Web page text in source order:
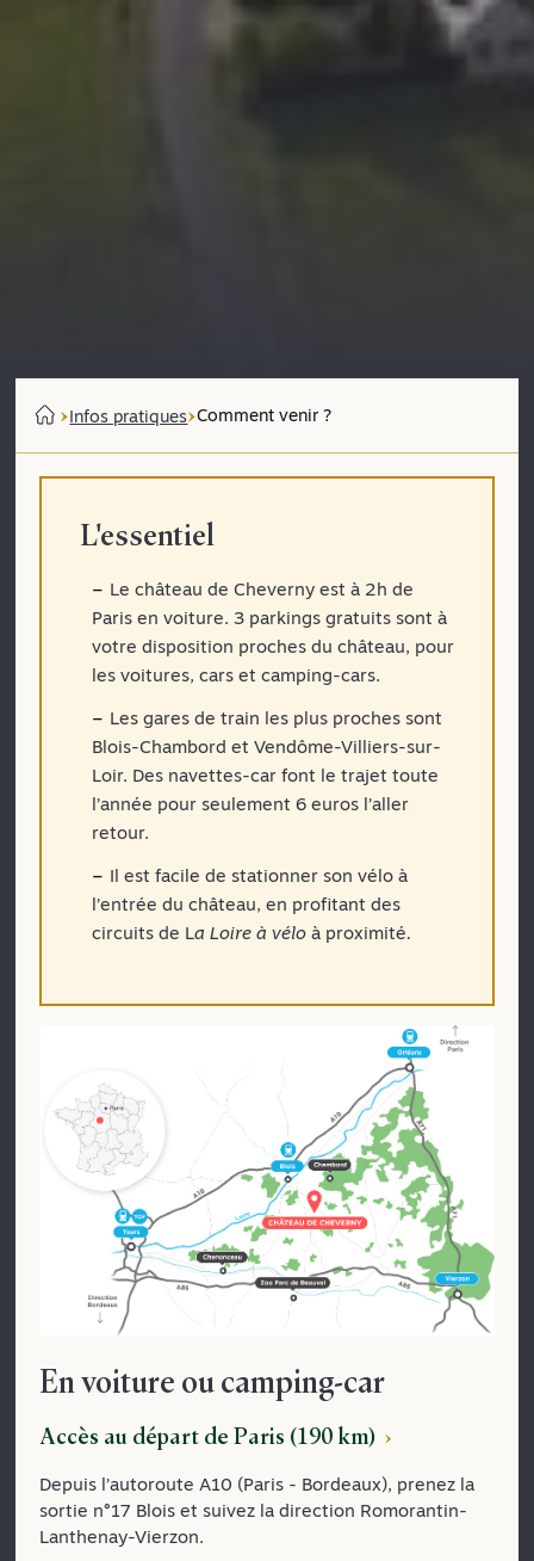
Infos pratiques Comment venir ?
L'essentiel
Le château de Cheverny est à 2h de
Paris en voiture. 3 parkings gratuits sont à
votre disposition proches du château, pour
les voitures, cars et camping-cars.
Les gares de train les plus proches sont
Blois-Chambord et Vendôme-Villiers-sur-
Loir. Des navettes-car font le trajet toute
l’année pour seulement 6 euros l’aller
retour.
Il est facile de stationner son vélo à
l’entrée du château, en profitant des
circuits de La Loire à véloà proximité.
En voiture ou camping-car
Accès au départ de Paris (190 km)
Depuis l’autoroute A10 (Paris - Bordeaux), prenez la
sortie n°17 Blois et suivez la direction Romorantin-
Lanthenay-Vierzon.